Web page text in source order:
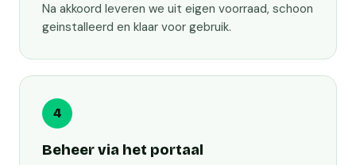
Na akkoord leveren we uit eigen voorraad, schoon
geinstalleerd en klaar voor gebruik.
4
Beheer via het portaal